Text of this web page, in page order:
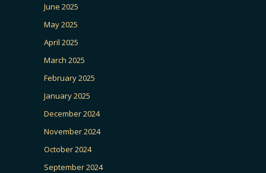
June 2025
May 2025
April 2025
March 2025
February 2025
January 2025
December 2024
November 2024
October 2024
September 2024